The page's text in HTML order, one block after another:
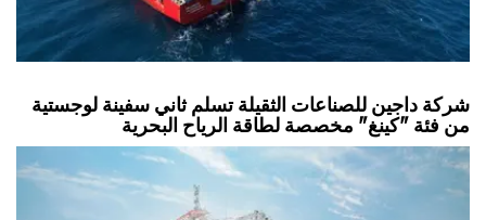
شركة داجين للصناعات الثقيلة تسلم ثاني سفينة لوجستية
من فئة "كينغ" مخصصة لطاقة الرياح البحرية